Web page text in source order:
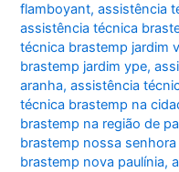
flamboyant,assistência
assistência técnica
técnica brastemp jardim
brastemp jardim ype,
aranha,assistência
técnica brastemp na
brastemp na região de
brastemp nossa senhora
brastemp nova paulínia,